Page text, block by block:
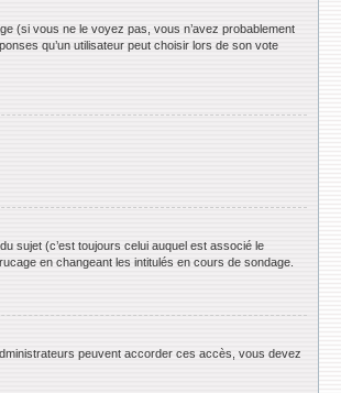
(si vous ne le voyez pas, vous n’avez probablement
qu’un utilisateur peut choisir lors de son vote
sujet (c’est toujours celui auquel est associé le
en changeant les intitulés en cours de sondage.
peuvent accorder ces accès, vous devez